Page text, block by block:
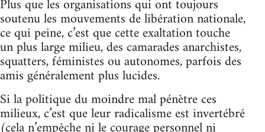
Plus que les organisations qui ont toujours
soutenu les mouvements de libération nationale,
ce qui peine, c’est que cette exaltation touche
un plus large milieu, des camarades anarchistes,
squatters, féministes ou autonomes, parfois des
amis généralement plus lucides.
Si la politique du moindre mal pénètre ces
milieux, c’est que leur radicalisme est invertébré